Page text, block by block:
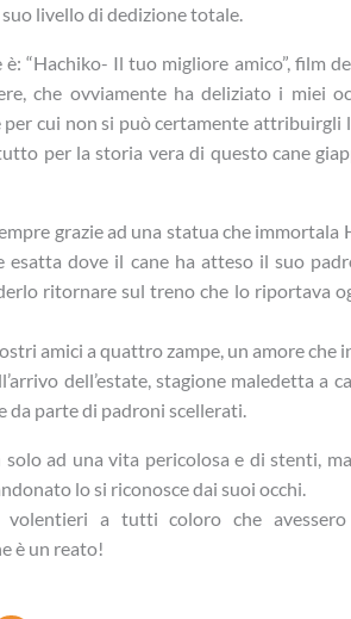
livello di dedizione totale.
“Hachiko- Il tuo migliore amico”, film
che ovviamente ha deliziato i miei
cui non si può certamente attribuirgli
per la storia vera di questo cane
grazie ad una statua che immortala
esatta dove il cane ha atteso il suo
ritornare sul treno che lo riportava
amici a quattro zampe, un amore che
dell’estate, stagione maledetta a
parte di padroni scellerati.
ad una vita pericolosa e di stenti,
lo si riconosce dai suoi occhi.
volentieri a tutti coloro che
è un reato!